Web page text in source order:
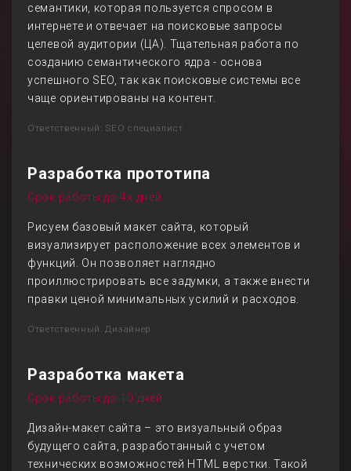
семантики, которая пользуется спросом в
интернете и отвечает на поисковые запросы
целевой аудитории (ЦА). Тщательная работа по
созданию семантического ядра - основа
успешного SEO, так как поисковые системы все
чаще ориентированы на контент.
Ответственный: SEO специалист
Разработка прототипа
Срок работы до 4х дней
Рисуем базовый макет сайта, который
визуализирует расположение всех элементов и
функций. Он позволяет наглядно
проиллюстрировать все задумки, а также внести
правки ценой минимальных усилий и расходов.
Ответственный: Дизайнер
Разработка макета
Срок работы до 10 дней
Дизайн-макет сайта – это визуальный образ
будущего сайта, разработанный с учетом
технических возможностей HTML верстки. Такой